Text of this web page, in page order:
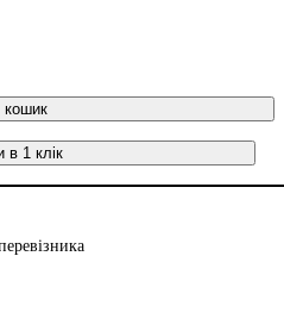
кошик
в 1 клік